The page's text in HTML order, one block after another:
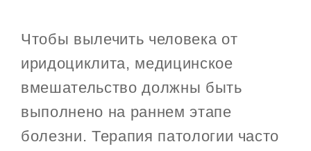
Чтобы вылечить человека от
иридоциклита, медицинское
вмешательство должны быть
выполнено на раннем этапе
болезни. Терапия патологии часто